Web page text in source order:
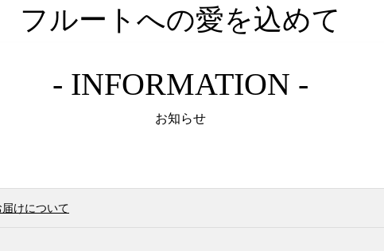
フルートへの愛を込めて
- INFORMATION -
お知らせ
けについて